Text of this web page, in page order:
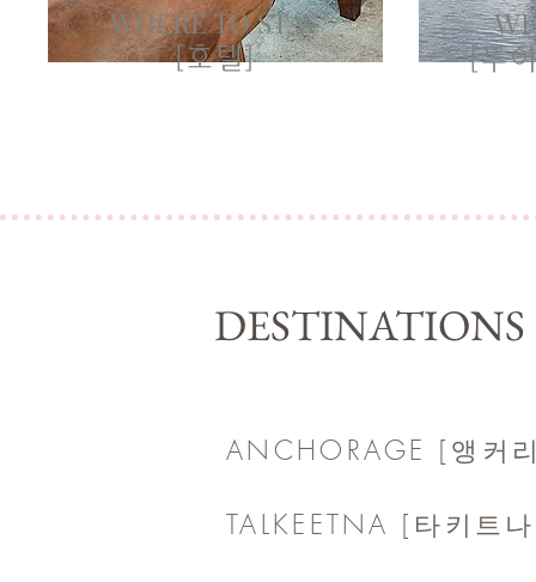
WHERE TO STAY
[호텔] [투
DESTINATIONS
ANCHORAGE [앵커
TALKEETNA [타키트